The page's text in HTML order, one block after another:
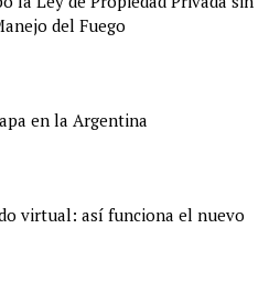
del Fuego
en la Argentina
virtual: así funciona el nuevo